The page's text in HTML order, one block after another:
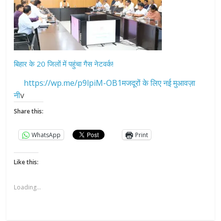
बिहार के 20 जिलों में पहुंचा गैस नेटवर्क!
https://wp.me/p9lpiM-OB1मजदूरों के लिए नई मुआवज़ा
नीv
Share this:
WhatsApp Print
Like this:
Loading...